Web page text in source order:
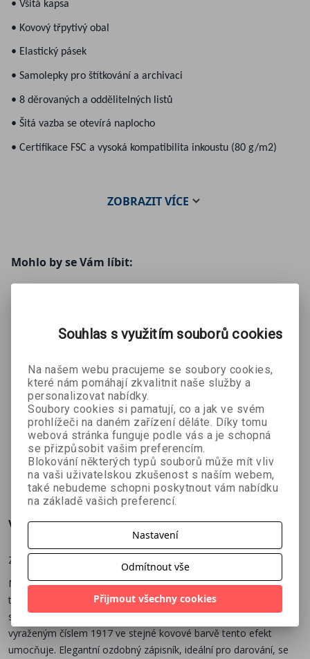
• Všitá kapsa
• Kovový třpytivý obal
• Elastický pásek
• Samolepky pro štítkování a archivaci
• 8 děrovaných a oddělitelných listů
• Šitá vazba se otevírá naplocho
• Certifikace FSC a vysoká kompatibilita inkoustu (80 g/m2)
ZOBRAZITVÍCE
Mohlo by se Vám líbit:
Zápisník
Leuchtturm
1917 -
notebook
A6-
tečkovaný-
stříbrný
LEUCHTTURM
1917
308 Kč 342 Kč
Zápisník
Leuchtturm
1917 -
notebook
A6-prázdný-
zlatý
LEUCHTTURM
1917
308 Kč 342 Kč
Zápisník Le
uchtturm
1917 –
Bullet
Journal
Edition2 -
LEUCHTTURM
629 Kč 699 Kč
Více o knize
Zápisník Metallic edition A6
Materiál, který byl speciálně vyvinut k použití na obálky zápisníků
této výroční edice, přináší lesk drahých kovů, ať už ve zlatě,
stříbře nebo mědi. Černá páska po obvodu zápisníků s
vyraženým číslem 1917 ve stejné kovové barvě tento efekt
umocňuje. Elegantní ozdobný zápisník, ideální pro darování, se
Souhlas s využitím souborů cookies
Na našem webu pracujeme se soubory cookies,
které nám pomáhají zkvalitnit naše služby a
personalizovat nabídky.
Soubory cookies si pamatují, co a jak ve svém
prohlížeči na daném zařízení děláte. Díky tomu
webová stránka funguje podle vás a je schopná
se přizpůsobit vašim preferencím.
Blokování některých typů souborů může mít vliv
na vaši uživatelskou zkušenost s naším webem,
také nebudeme schopni poskytnout vám nabídku
na základě vašich preferencí.
Nastavení
Odmítnout vše
Přijmout všechny cookies